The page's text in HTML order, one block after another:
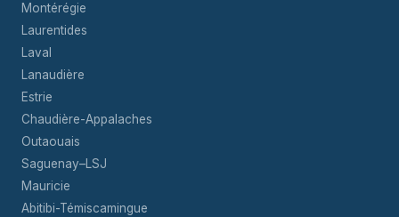
Montérégie
Laurentides
Laval
Lanaudière
Estrie
Chaudière-Appalaches
Outaouais
Saguenay–LSJ
Mauricie
Abitibi-Témiscamingue